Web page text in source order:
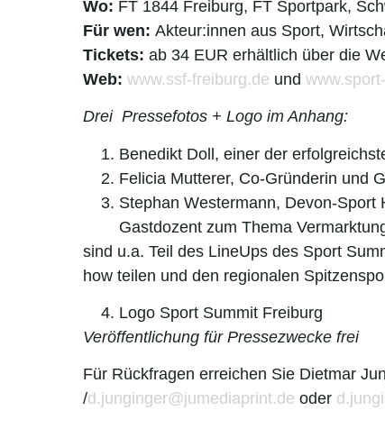
Wo: FT 1844 Freiburg, FT Sportpark,
Für wen: Akteur:innen aus Sport,
Tickets: ab 34 EUR erhältlich über die
Web: www.ssf-freiburg.de und
Drei Pressefotos + Logo im Anhang:
Benedikt Doll, einer der
Felicia Mutterer, Co-Gründerin und
Stephan Westermann, Devon-Sport
Gastdozent zum Thema
sind u.a. Teil des LineUps des Sport
how teilen und den regionalen
Logo Sport Summit Freiburg
Veröffentlichung für Pressezwecke frei
Für Rückfragen erreichen Sie Dietmar
/d.junginger@jumediaprint.de oder